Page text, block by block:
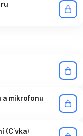
a mikrofonu
(Cívka)